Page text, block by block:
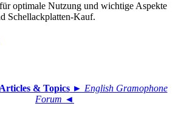
optimale Nutzung und wichtige Aspekte
Schellackplatten-Kauf.
& Topics► English Gramophone
Forum ◄